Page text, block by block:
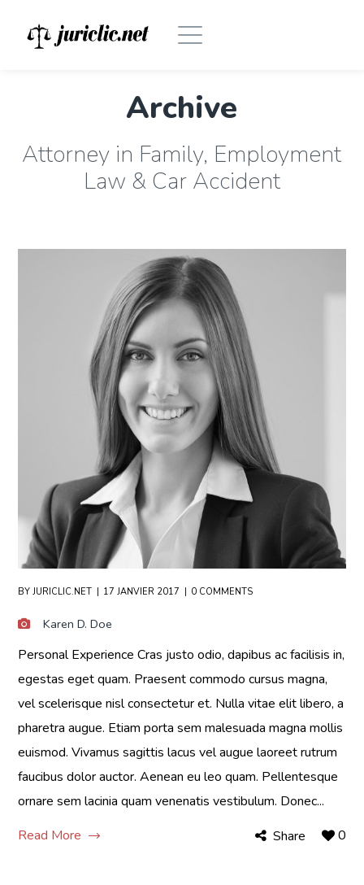
Archive
Attorney in Family, Employment
Law & Car Accident
BYJURICLIC.NET 17 JANVIER 2017 0 COMMENTS
Karen D. Doe
Personal Experience Cras justo odio, dapibus ac facilisis in,
egestas eget quam. Praesent commodo cursus magna,
vel scelerisque nisl consectetur et. Nulla vitae elit libero, a
pharetra augue. Etiam porta sem malesuada magna mollis
euismod. Vivamus sagittis lacus vel augue laoreet rutrum
faucibus dolor auctor. Aenean eu leo quam. Pellentesque
ornare sem lacinia quam venenatis vestibulum. Donec...
Read More
Share 0